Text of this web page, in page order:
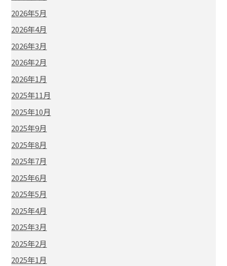
2026年5月
2026年4月
2026年3月
2026年2月
2026年1月
2025年11月
2025年10月
2025年9月
2025年8月
2025年7月
2025年6月
2025年5月
2025年4月
2025年3月
2025年2月
2025年1月